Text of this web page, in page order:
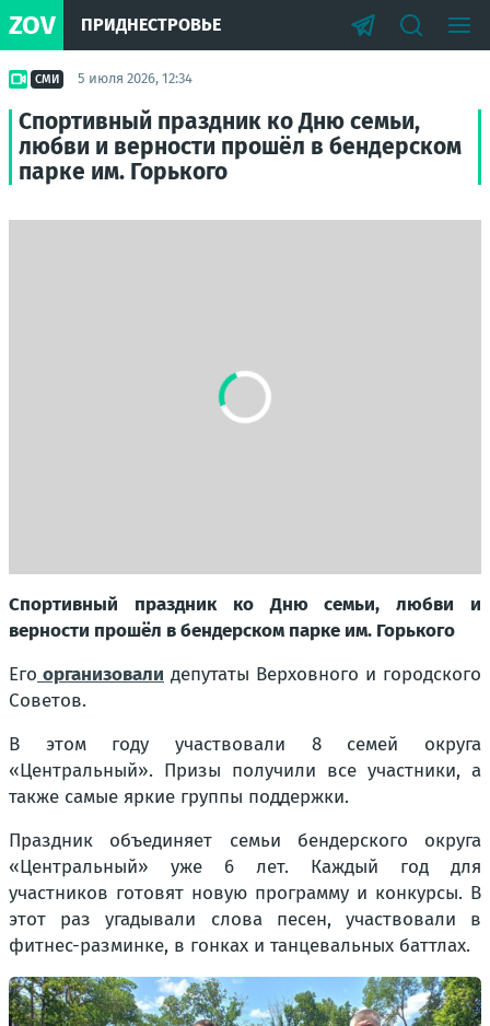
ZOV ПРИДНЕСТРОВЬЕ
СМИ 5 июля 2026, 12:34
Спортивный праздник ко Дню семьи,
любви и верности прошёл в бендерском
парке им. Горького
Спортивный праздник ко Дню семьи, любви и
верности прошёл в бендерском парке им. Горького
Его организовали депутаты Верховного и городского
Советов.
В этом году участвовали 8 семей округа
«Центральный». Призы получили все участники, а
также самые яркие группы поддержки.
Праздник объединяет семьи бендерского округа
«Центральный» уже 6 лет. Каждый год для
участников готовят новую программу и конкурсы. В
этот раз угадывали слова песен, участвовали в
фитнес-разминке, в гонках и танцевальных баттлах.